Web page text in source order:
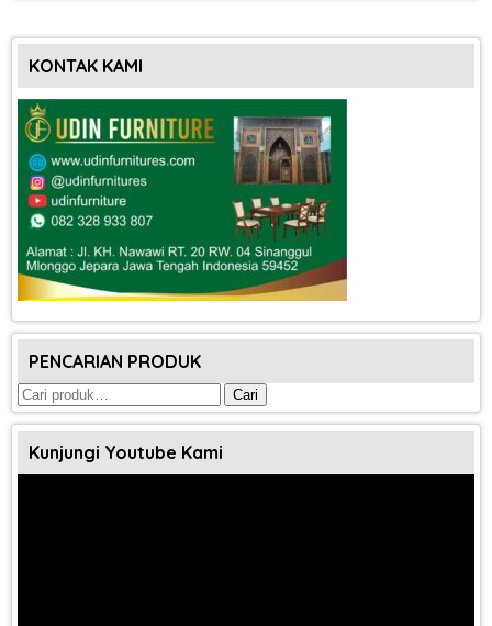
KONTAK KAMI
PENCARIAN PRODUK
Pencarian
untuk:
Cari
Kunjungi Youtube Kami